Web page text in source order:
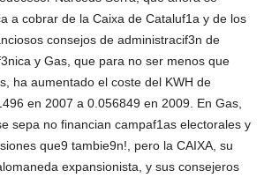
a cobrar de la Caixa de Cataluf1a y de los
consejos de administracif3n de
y Gas, que para no ser menos que
ha aumentado el coste del KWH de
en 2007 a 0.056849 en 2009. En Gas,
sepa no financian campaf1as electorales y
que9 tambie9n!, pero la CAIXA, su
expansionista, y sus consejeros